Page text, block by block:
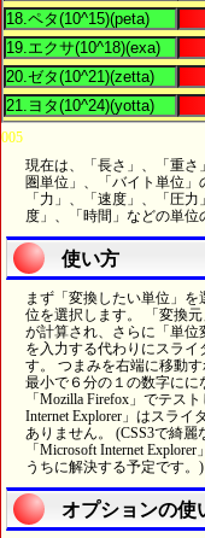
005
現在は、「長さ」、「重
圏単位」、「バイト単位」
「力」、「速度」、「圧
度」、「時間」などの単位
使い方
まず「変換したい単位」
位を選択します。 「変換
が計算され、さらに「単
を入力する代わりにスライ
す。 つまみを右端に移動
最小で６分の１の数字にに
「Mozilla Firefox」でテストしています。 「
Internet Explorer」はスラ
ありません。 (CSS3で綺麗なボタンを使っていますので「Microsoft Edge」と
「Microsoft Internet
うちに解決する予定です。)
オプションの使